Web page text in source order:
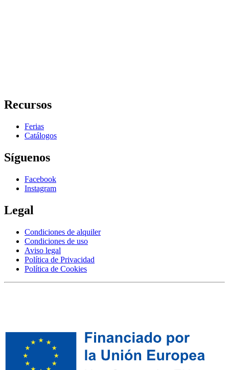
Recursos
Ferias
Catálogos
Síguenos
Facebook
Instagram
Legal
Condiciones de alquiler
Condiciones de uso
Aviso legal
Política de Privacidad
Política de Cookies